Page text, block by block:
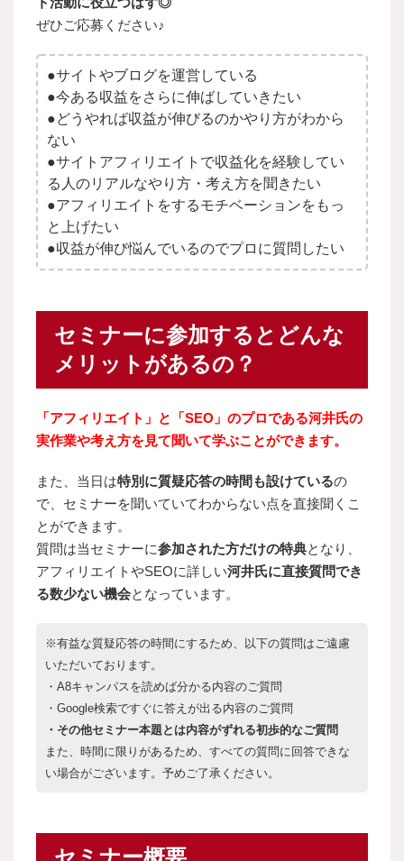
ぜひご応募ください♪
●サイトやブログを運営している
●今ある収益をさらに伸ばしていきたい
●どうやれば収益が伸びるのかやり方がわから
ない
●サイトアフィリエイトで収益化を経験してい
る人のリアルなやり方・考え方を聞きたい
●アフィリエイトをするモチベーションをもっ
と上げたい
●収益が伸び悩んでいるのでプロに質問したい
セミナーに参加するとどんな
メリットがあるの？
「アフィリエイト」と「SEO」のプロである河井氏の
実作業や考え方を見て聞いて学ぶことができます。
また、当日は特別に質疑応答の時間も設けているの
で、セミナーを聞いていてわからない点を直接聞くこ
とができます。
質問は当セミナーに参加された方だけの特典となり、
アフィリエイトやSEOに詳しい河井氏に直接質問でき
る数少ない機会となっています。
※有益な質疑応答の時間にするため、以下の質問はご遠慮
いただいております。
・A8キャンパスを読めば分かる内容のご質問
・Google検索ですぐに答えが出る内容のご質問
・その他セミナー本題とは内容がずれる初歩的なご質問
また、時間に限りがあるため、すべての質問に回答できな
い場合がございます。予めご了承ください。